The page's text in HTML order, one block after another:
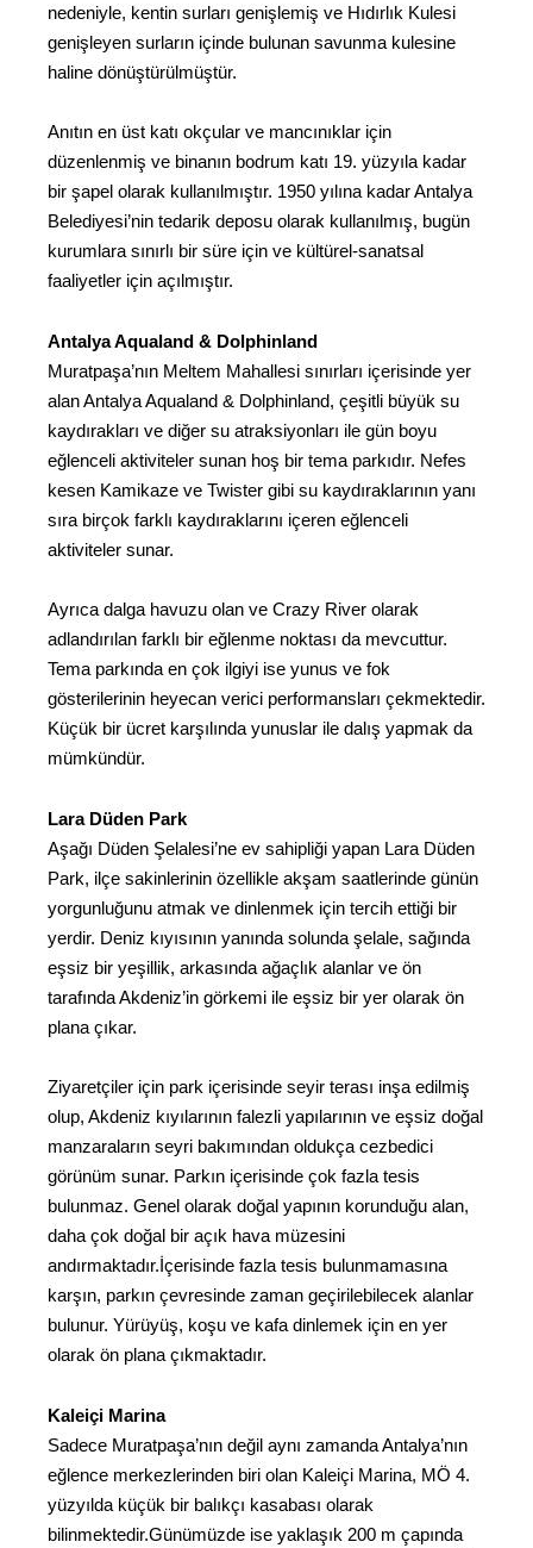
nedeniyle, kentin surları genişlemiş ve Hıdırlık Kulesi
genişleyen surların içinde bulunan savunma kulesine
haline dönüştürülmüştür.
Anıtın en üst katı okçular ve mancınıklar için
düzenlenmiş ve binanın bodrum katı 19. yüzyıla kadar
bir şapel olarak kullanılmıştır. 1950 yılına kadar Antalya
Belediyesi’nin tedarik deposu olarak kullanılmış, bugün
kurumlara sınırlı bir süre için ve kültürel-sanatsal
faaliyetler için açılmıştır.
Antalya Aqualand & Dolphinland
Muratpaşa’nın Meltem Mahallesi sınırları içerisinde yer
alan Antalya Aqualand & Dolphinland, çeşitli büyük su
kaydırakları ve diğer su atraksiyonları ile gün boyu
eğlenceli aktiviteler sunan hoş bir tema parkıdır. Nefes
kesen Kamikaze ve Twister gibi su kaydıraklarının yanı
sıra birçok farklı kaydıraklarını içeren eğlenceli
aktiviteler sunar.
Ayrıca dalga havuzu olan ve Crazy River olarak
adlandırılan farklı bir eğlenme noktası da mevcuttur.
Tema parkında en çok ilgiyi ise yunus ve fok
gösterilerinin heyecan verici performansları çekmektedir.
Küçük bir ücret karşılında yunuslar ile dalış yapmak da
mümkündür.
Lara Düden Park
Aşağı Düden Şelalesi’ne ev sahipliği yapan Lara Düden
Park, ilçe sakinlerinin özellikle akşam saatlerinde günün
yorgunluğunu atmak ve dinlenmek için tercih ettiği bir
yerdir. Deniz kıyısının yanında solunda şelale, sağında
eşsiz bir yeşillik, arkasında ağaçlık alanlar ve ön
tarafında Akdeniz’in görkemi ile eşsiz bir yer olarak ön
plana çıkar.
Ziyaretçiler için park içerisinde seyir terası inşa edilmiş
olup, Akdeniz kıyılarının falezli yapılarının ve eşsiz doğal
manzaraların seyri bakımından oldukça cezbedici
görünüm sunar. Parkın içerisinde çok fazla tesis
bulunmaz. Genel olarak doğal yapının korunduğu alan,
daha çok doğal bir açık hava müzesini
andırmaktadır.İçerisinde fazla tesis bulunmamasına
karşın, parkın çevresinde zaman geçirilebilecek alanlar
bulunur. Yürüyüş, koşu ve kafa dinlemek için en yer
olarak ön plana çıkmaktadır.
Kaleiçi Marina
Sadece Muratpaşa’nın değil aynı zamanda Antalya’nın
eğlence merkezlerinden biri olan Kaleiçi Marina, MÖ 4.
yüzyılda küçük bir balıkçı kasabası olarak
bilinmektedir.Günümüzde ise yaklaşık 200 m çapında